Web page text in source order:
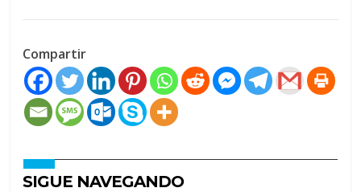
Compartir
SIGUE NAVEGANDO